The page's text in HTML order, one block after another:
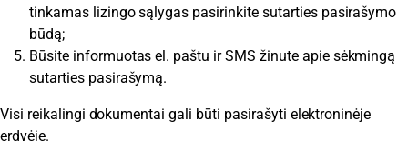
tinkamas lizingo sąlygas pasirinkite sutarties pasirašymo
būdą;
Būsite informuotas el. paštu ir SMS žinute apie sėkmingą
sutarties pasirašymą.
Visi reikalingi dokumentai gali būti pasirašyti elektroninėje
erdvėje.